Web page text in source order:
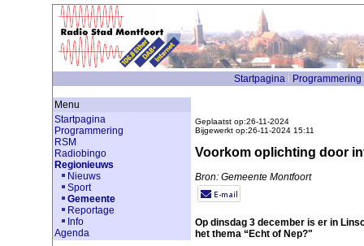
Startpagina Programmering
Menu
Startpagina
Programmering
RSM
Radiobingo
Regionieuws
Nieuws
Sport
Gemeente
Reportage
Info
Agenda
Geplaatst op:26-11-2024
Bijgewerkt op:26-11-2024 15:11
Voorkom oplichting door
Bron: Gemeente Montfoort
Op dinsdag 3 december is er in
het thema “Echt of Nep?"